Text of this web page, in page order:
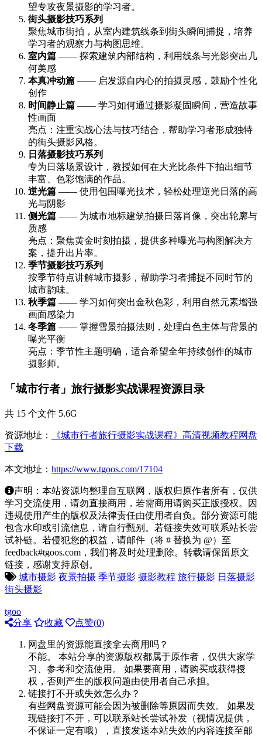
望专攻夜景摄影的学习者。
街头摄影技巧系列
聚焦城市街拍，从室内建筑线条到街头瞬间捕捉，培养
学习者的观察力与构图思维。
室内篇 —— 探索建筑内部结构，利用线条与光影突出几
何美感
本真冲动篇 —— 启发源自内心的拍摄灵感，鼓励个性化
创作
时间静止篇 —— 学习如何通过摄影凝固瞬间，营造故事
性画面
亮点：注重实战心法与技巧结合，帮助学习者形成独特
的街头摄影风格。
日落摄影技巧系列
专为日落场景设计，教授如何在大光比条件下拍出细节
丰富、色彩饱满的作品。
逆光篇 —— 使用包围曝光技术，轻松处理逆光日落的高
光与阴影
侧光篇 —— 为城市地标建筑拍摄日落肖像，突出轮廓与
质感
亮点：聚焦黄金时刻拍摄，提供多种曝光与构图解决方
案，提升出片率。
季节摄影技巧系列
按季节特点讲解城市摄影，帮助学习者捕捉不同时节的
城市韵味。
秋季篇 —— 学习如何突出金秋色彩，利用自然元素增强
画面感染力
冬季篇 —— 掌握雪景拍摄法则，处理白色主体与背景的
曝光平衡
亮点：季节性主题明确，适合希望全年持续创作的城市
摄影师。
「城市行者」旅行摄影实战课程资源目录
共 15 个文件 5.6G
资源地址：
《城市行者旅行摄影实战课程》高清视频教程网盘
下载
本文地址： https://www.tgoos.com/17104
声明：本站资源均整理自互联网，版权归原作者所有，仅供
学习交流使用，请勿直接商用，若需商用请购买正版授权。因
违规使用产生的版权及法律责任由使用者自负。部分资源可能
包含水印或引流信息，请自行甄别。若链接失效可联系站长尝
试补链。若侵犯您的权益，请邮件（将 # 替换为 @）至
feedback#tgoos.com，我们将及时处理删除。转载请保留原文
链接，感谢支持原创。
城市摄影 夜景拍摄 季节摄影 摄影教程 旅行摄影 日落摄影
街头摄影
tgoo
分享
收藏 点赞(0)
网盘里的资源能直接拿去商用吗？
不能。 本站分享的资源版权都属于原作者，仅供大家学
习、参考和交流使用。 如果要商用，请购买或获得授
权，否则产生的版权问题由使用者自己承担。
链接打不开或失效怎么办？
有些网盘资源可能会因为被删除等原因而失效。 如果发
现链接打不开，可以联系站长尝试补发（视情况提供，
不保证一定有哦），直接发送本站失效的内容连接至邮